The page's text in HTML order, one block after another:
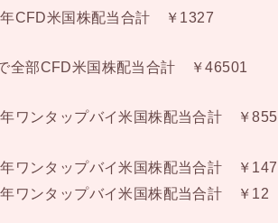
CFD米国株配当合計 ￥1327
全部CFD米国株配当合計 ￥46501
ワンタップバイ米国株配当合計 ￥855
ワンタップバイ米国株配当合計 ￥147
ワンタップバイ米国株配当合計 ￥12